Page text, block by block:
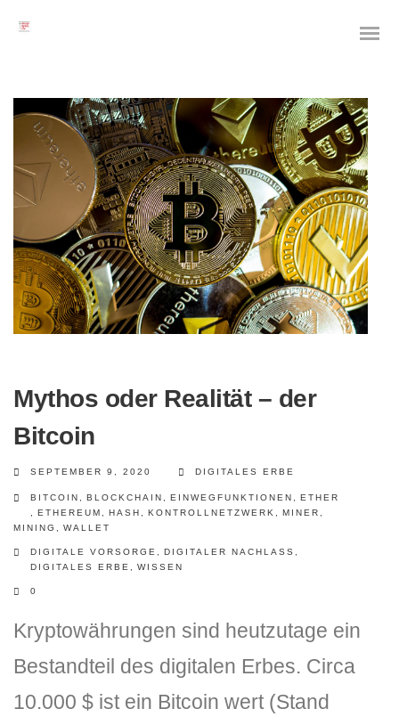
Mythos oder Realität – der
Bitcoin
SEPTEMBER 9, 2020 DIGITALES ERBE
BITCOIN , BLOCKCHAIN , EINWEGFUNKTIONEN ,
ETHER
,
ETHEREUM , HASH , KONTROLLNETZWERK , MINER ,
MINING , WALLET
DIGITALE VORSORGE , DIGITALER NACHLASS ,
DIGITALES ERBE , WISSEN
0
Kryptowährungen sind heutzutage ein
Bestandteil des digitalen Erbes. Circa
10.000 $ ist ein Bitcoin wert (Stand